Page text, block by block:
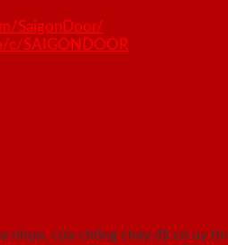
SaigonDoor/
c/SAIGONDOOR
nhựa, cửa chống cháy đã có uy